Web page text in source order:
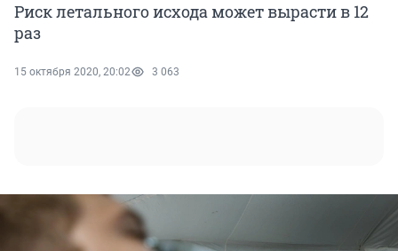
Риск летального исхода может вырасти в 12
раз
15 октября 2020, 20:02 3 063